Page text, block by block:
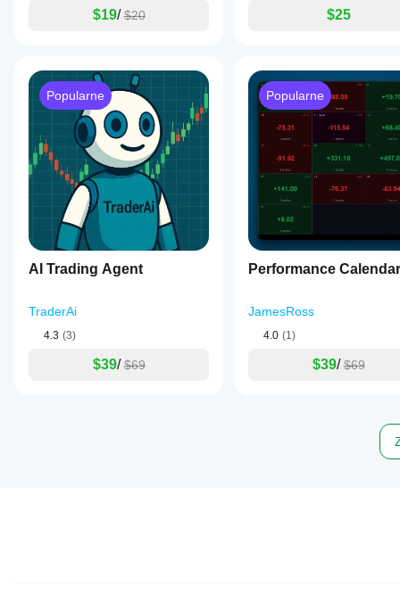
$19/ $20 $25
Popularne
AI Trading Agent
TraderAi
4.3 (3)
$39/ $69
Popularne
Performance Calendar
JamesRoss
4.0 (1)
$39/ $69